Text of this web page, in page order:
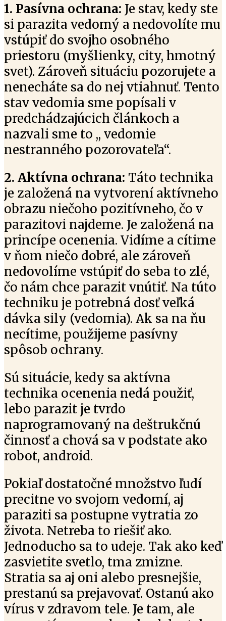
1. Pasívna ochrana: Je stav, kedy ste
si parazita vedomý a nedovolíte mu
vstúpiť do svojho osobného
priestoru (myšlienky, city, hmotný
svet). Zároveň situáciu pozorujete a
nenecháte sa do nej vtiahnuť. Tento
stav vedomia sme popísali v
predchádzajúcich článkoch a
nazvali sme to ,, vedomie
nestranného pozorovateľa“.
2. Aktívna ochrana: Táto technika
je založená na vytvorení aktívneho
obrazu niečoho pozitívneho, čo v
parazitovi najdeme. Je založená na
princípe ocenenia. Vidíme a cítime
v ňom niečo dobré, ale zároveň
nedovolíme vstúpiť do seba to zlé,
čo nám chce parazit vnútiť. Na túto
techniku je potrebná dosť veľká
dávka sily (vedomia). Ak sa na ňu
necítime, použijeme pasívny
spôsob ochrany.
Sú situácie, kedy sa aktívna
technika ocenenia nedá použiť,
lebo parazit je tvrdo
naprogramovaný na deštrukčnú
činnosť a chová sa v podstate ako
robot, android.
Pokiaľ dostatočné množstvo ľudí
precitne vo svojom vedomí, aj
paraziti sa postupne vytratia zo
života. Netreba to riešiť ako.
Jednoducho sa to udeje. Tak ako keď
zasvietite svetlo, tma zmizne.
Stratia sa aj oni alebo presnejšie,
prestanú sa prejavovať. Ostanú ako
vírus v zdravom tele. Je tam, ale